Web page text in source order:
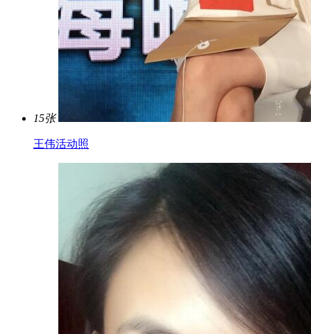
15张
王伟活动照